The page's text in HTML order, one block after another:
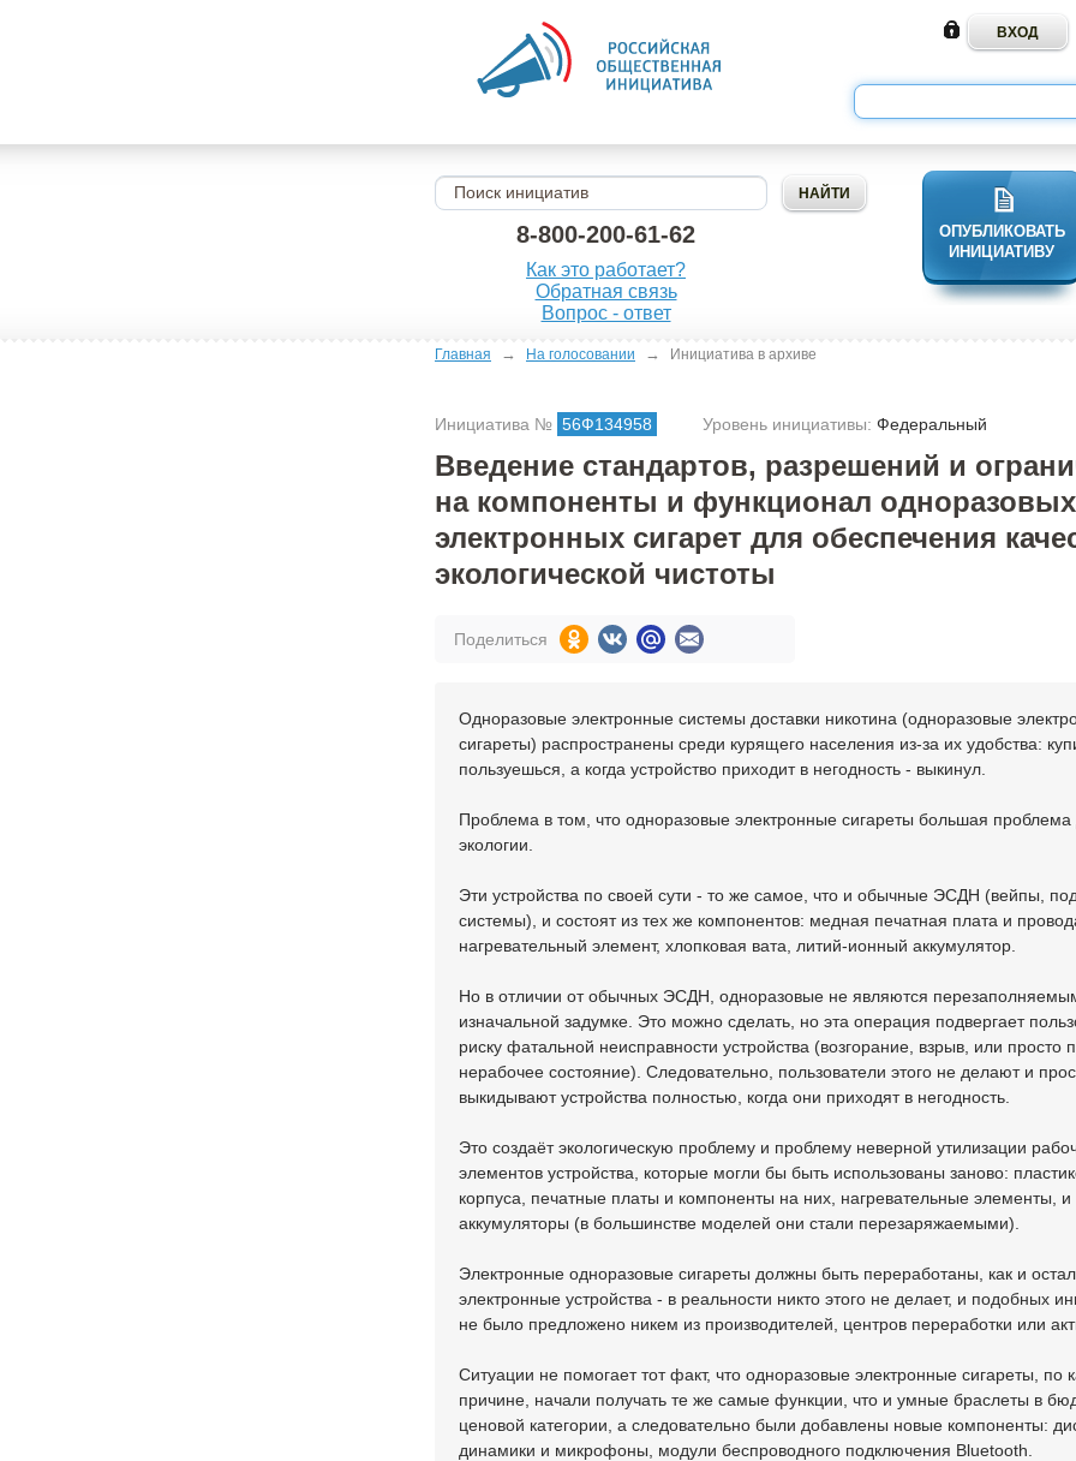
8-800-200-61-62
Как это работает?
Обратная связь
Вопрос - ответ
ОПУБЛИКОВАТЬ
ИНИЦИАТИВУ
Главная → На голосовании → Инициатива в архиве
Инициатива № 56Ф134958 Уровень инициативы: Федеральный
Введение стандартов, разрешений и
на компоненты и функционал одноразовых
электронных сигарет для обеспечения
экологической чистоты
Поделиться
Одноразовые электронные системы доставки никотина (одноразовые
сигареты) распространены среди курящего населения из-за их удобства:
пользуешься, а когда устройство приходит в негодность - выкинул.
Проблема в том, что одноразовые электронные сигареты большая проблема
экологии.
Эти устройства по своей сути - то же самое, что и обычные ЭСДН (вейпы,
системы), и состоят из тех же компонентов: медная печатная плата и
нагревательный элемент, хлопковая вата, литий-ионный аккумулятор.
Но в отличии от обычных ЭСДН, одноразовые не являются
изначальной задумке. Это можно сделать, но эта операция подвергает
риску фатальной неисправности устройства (возгорание, взрыв, или просто
нерабочее состояние). Следовательно, пользователи этого не делают и
выкидывают устройства полностью, когда они приходят в негодность.
Это создаёт экологическую проблему и проблему неверной утилизации
элементов устройства, которые могли бы быть использованы заново:
корпуса, печатные платы и компоненты на них, нагревательные элементы, и
аккумуляторы (в большинстве моделей они стали перезаряжаемыми).
Электронные одноразовые сигареты должны быть переработаны, как и
электронные устройства - в реальности никто этого не делает, и подобных
не было предложено никем из производителей, центров переработки или
Ситуации не помогает тот факт, что одноразовые электронные сигареты, по
причине, начали получать те же самые функции, что и умные браслеты в
ценовой категории, а следовательно были добавлены новые компоненты:
динамики и микрофоны, модули беспроводного подключения Bluetooth.